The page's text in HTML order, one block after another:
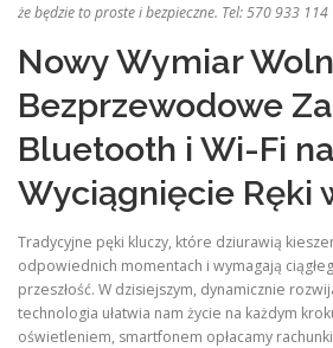
że będzie to proste i bezpieczne. Tel: 570 933 114
Nowy Wymiar
Bezprzewodowe
Bluetooth i Wi-Fi na
Wyciągnięcie Ręki
Tradycyjne pęki kluczy, które dziurawią
odpowiednich momentach i wymagają
przeszłość. W dzisiejszym, dynamicznie
technologia ułatwia nam życie na każdym
oświetleniem, smartfonem opłacamy